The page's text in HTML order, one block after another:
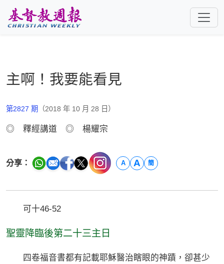
主啊！我要能看見
第2827 期 （2018 年 10 月 28 日）
◎ 釋經講道 ◎ 楊耀宗
分享： A A 簡
可十46-52
聖靈降臨後第二十三主日
四卷福音書都有記載耶穌醫治瞎眼的神蹟，卻甚少